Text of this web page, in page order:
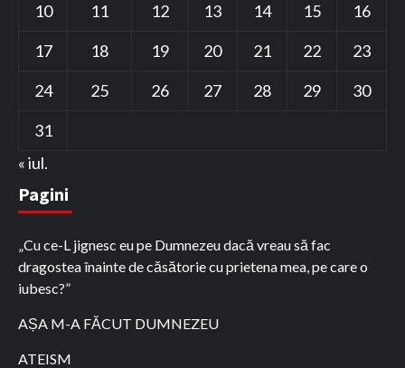
10
11 12 13 14 15
16
17
18 19 20 21 22
23
24
25 26 27 28 29
30
31
« iul.
Pagini
„Cu ce-L jignesc eu pe Dumnezeu dacă vreau să fac
dragostea înainte de căsătorie cu prietena mea, pe care o
iubesc?”
AȘA M-A FĂCUT DUMNEZEU
ATEISM